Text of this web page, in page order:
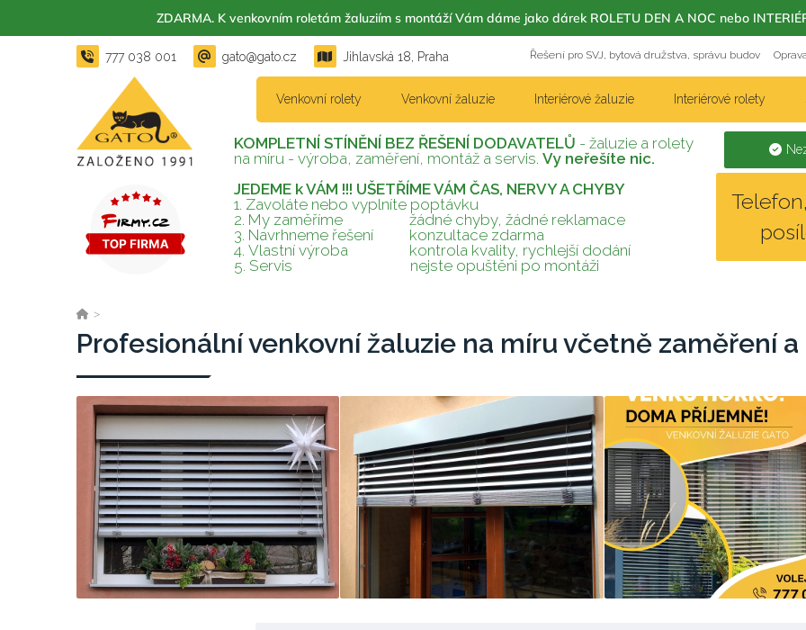
777 038 001 gato@gato.cz Jihlavská 18, Praha Řešení pro SVJ, bytová družstva, správu budov
Venkovní rolety Venkovní žaluzie Interiérové žaluzie Interiérové rolety
KOMPLETNÍ STÍNĚNÍ BEZ ŘEŠENÍ DODAVATELŮ - žaluzie a rolety
na míru - výroba, zaměření, montáž a servis. Vy neřešíte nic.
JEDEME k VÁM !!! UŠETŘÍME VÁM ČAS, NERVY A CHYBY
1. Zavoláte nebo vyplníte poptávku
2. My zaměříme
žádné chyby, žádné reklamace
3. Navrhneme řešení
konzultace zdarma
4. Vlastní výroba
kontrola kvality, rychlejší dodání
5. Servis nejste opuštěni po montáži
>
Profesionální venkovní žaluzie na míru včetně zaměření
ZDARMA. K venkovním roletám žaluziím s montáží Vám dáme jako dárek ROLETU DEN A NOC nebo